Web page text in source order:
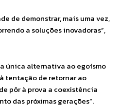
de demonstrar, mais uma vez,
a soluções inovadoras”,
única alternativa ao egoísmo
tentação de retornar ao
pôr à prova a coexistência
das próximas gerações”.